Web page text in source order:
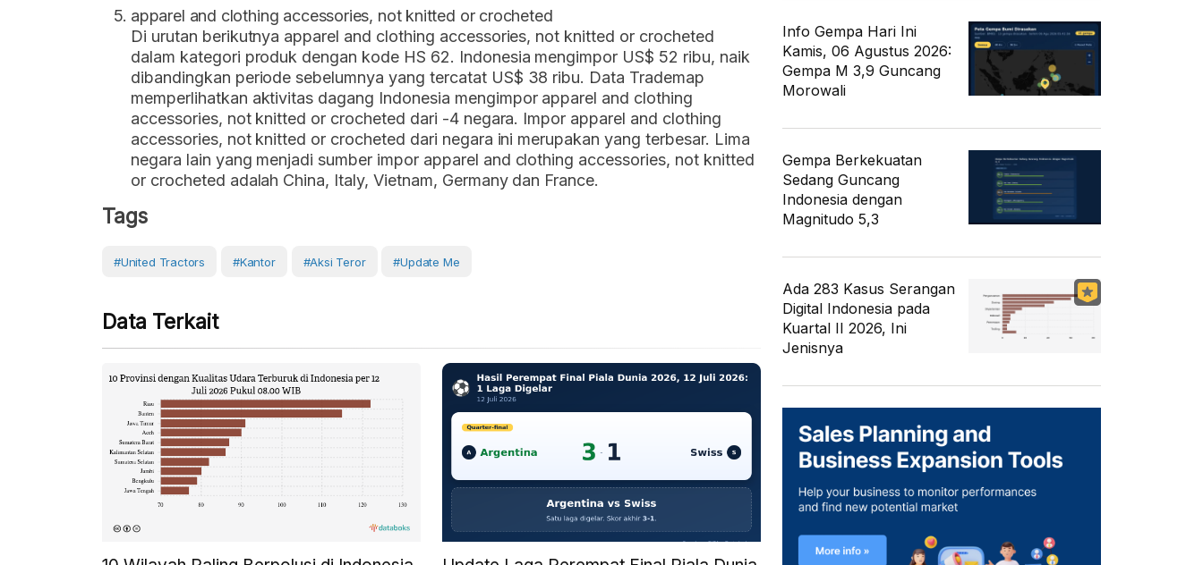
apparel and clothing accessories, not knitted or crocheted
Di urutan berikutnya apparel and clothing accessories, not knitted or crocheted
dalam kategori produk dengan kode HS 62. Indonesia mengimpor US$ 52 ribu, naik
dibandingkan periode sebelumnya yang tercatat US$ 38 ribu. Data Trademap
memperlihatkan aktivitas dagang Indonesia mengimpor apparel and clothing
accessories, not knitted or crocheted dari -4 negara. Impor apparel and clothing
accessories, not knitted or crocheted dari negara ini merupakan yang terbesar. Lima
negara lain yang menjadi sumber impor apparel and clothing accessories, not knitted
or crocheted adalah China, Italy, Vietnam, Germany dan France.
Tags
#United Tractors #kantor #aksi Teror #Update Me
Data Terkait
Info Gempa Hari Ini
Kamis, 06 Agustus 2026:
Gempa M 3,9 Guncang
Morowali
Gempa Berkekuatan
Sedang Guncang
Indonesia dengan
Magnitudo 5,3
Ada 283 Kasus Serangan
Digital Indonesia pada
Kuartal II 2026, Ini
Jenisnya